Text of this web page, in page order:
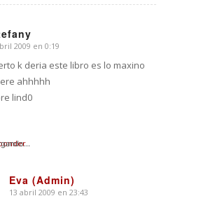
2009 en 0:19
k deria este libro es lo maxino
ahhhhh
lind0
Eva (Admin)
Dice:
13 abril 2009 en 23:43